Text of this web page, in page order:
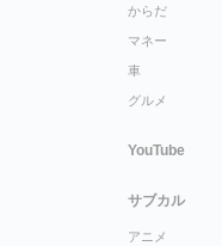
からだ
マネー
車
グルメ
YouTube
サブカル
アニメ